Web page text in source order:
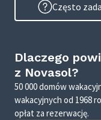
Często
Dlaczego
z Novasol?
50 000 domów
wakacyjnych od 1968
opłat za rezerwację.